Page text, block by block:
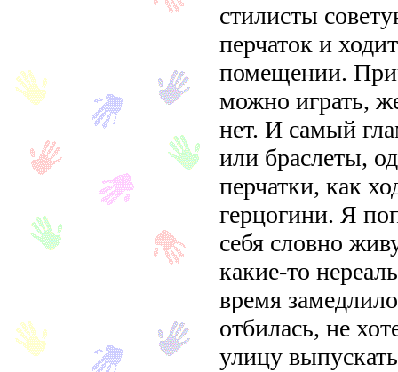
стилисты
перчаток и
помещении.
можно играть,
нет. И самый
или браслеты,
перчатки, как
герцогини. Я
себя словно
какие-то
время
отбилась, не
улицу